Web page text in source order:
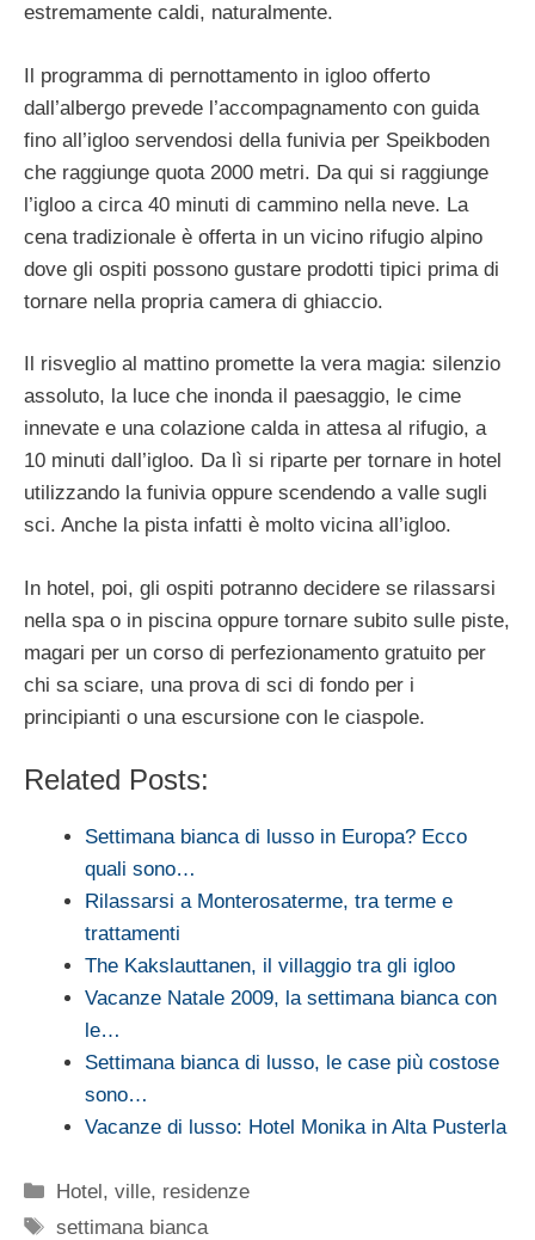
estremamente caldi, naturalmente.
Il programma di pernottamento in igloo offerto
dall’albergo prevede l’accompagnamento con guida
fino all’igloo servendosi della funivia per Speikboden
che raggiunge quota 2000 metri. Da qui si raggiunge
l’igloo a circa 40 minuti di cammino nella neve. La
cena tradizionale è offerta in un vicino rifugio alpino
dove gli ospiti possono gustare prodotti tipici prima di
tornare nella propria camera di ghiaccio.
Il risveglio al mattino promette la vera magia: silenzio
assoluto, la luce che inonda il paesaggio, le cime
innevate e una colazione calda in attesa al rifugio, a
10 minuti dall’igloo. Da lì si riparte per tornare in hotel
utilizzando la funivia oppure scendendo a valle sugli
sci. Anche la pista infatti è molto vicina all’igloo.
In hotel, poi, gli ospiti potranno decidere se rilassarsi
nella spa o in piscina oppure tornare subito sulle piste,
magari per un corso di perfezionamento gratuito per
chi sa sciare, una prova di sci di fondo per i
principianti o una escursione con le ciaspole.
Related Posts:
Settimana bianca di lusso in Europa? Ecco
quali sono…
Rilassarsi a Monterosaterme, tra terme e
trattamenti
The Kakslauttanen, il villaggio tra gli igloo
Vacanze Natale 2009, la settimana bianca con
le…
Settimana bianca di lusso, le case più costose
sono…
Vacanze di lusso: Hotel Monika in Alta Pusterla
Categorie
Hotel, ville, residenze
Tag
settimana bianca